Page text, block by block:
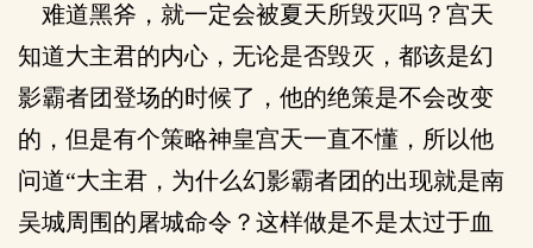
难道黑斧，就一定会被夏天所毁灭吗？宫天
知道大主君的内心，无论是否毁灭，都该是幻
影霸者团登场的时候了，他的绝策是不会改变
的，但是有个策略神皇宫天一直不懂，所以他
问道“大主君，为什么幻影霸者团的出现就是南
吴城周围的屠城命令？这样做是不是太过于血